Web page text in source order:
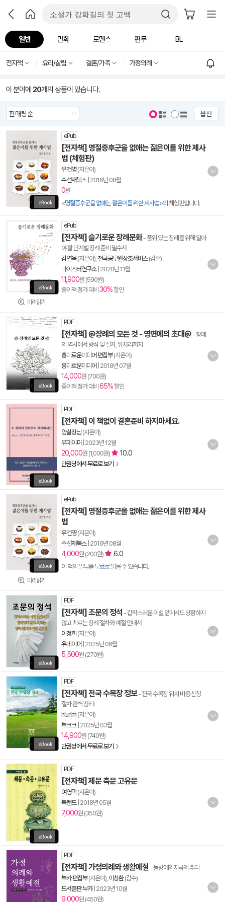
일반 만화 로맨스 판무 BL
전자책 요리/살림 결혼/가족 가정의례
이 분야에 20개의 상품이 있습니다.
옵션
ePub
[전자책] 명절증후군을 없애는 젊은이를 위한 제사
법 (체험판)
유건영(지은이)
수선재북스| 2016년 08월
0원
<명절증후군을 없애는 젊은이를 위한 제사법>의 체험판입니다.
미리읽기
ePub
[전자책] 슬기로운 장례문화- 품위 있는 장례를 위해 알아
야 할 단계별 장례 준비 필수서
김연욱(지은이), 전국공무원상조서비스(감수)
마이스터연구소| 2020년 11월
11,900원 (590원)
종이책 정가 대비 30%할인
PDF
[전자책] @장례의 모든 것 - 영면에의 초대@ - 장례
의 역사에서 방식 및 절차, 뒤처리까지
흥미로운미디어 편집부(지은이)
흥미로운미디어 2018년 07월
14,000원 (700원)
종이책 정가 대비 65%할인
PDF
[전자책] 이 책없이 결혼준비 하지마세요.
양실장님 (지은이)
유페이퍼 2023년 12월
20,000원 (1,000원) 10.0
만권당에서 무료로 보기
미리읽기
ePub
[전자책] 명절증후군을 없애는 젊은이를 위한 제사
법
유건영(지은이)
수선재북스| 2016년 08월
4,000원 (200원) 6.0
이 책의 일부를무료로 읽을 수 있습니다.
PDF
[전자책] 조문의 정석 - 갑작스러운 이별 앞에서도 당황하지
않고 치르는 장례 절차와 예절 안내서
이정희 (지은이)
유페이퍼 2025년 06월
5,500원 (270원)
PDF
[전자책] 전국 수목장 정보- 전국 수목장 위치 비용 신청
절차 완벽 정리!
hiurim (지은이)
부크크| 2025년 03월
14,900원 (740원)
만권당에서 무료로 보기
PDF
[전자책] 제문 축문 고유문
여영택 (지은이)
북랜드| 2018년 05월
7,000원 (350원)
PDF
[전자책] 가정의례와 생활예절 - 동방예의지국의 뿌리
부카 편집부(지은이), 이창환(감수)
도서출판 부카| 2023년 10월
9,000원 (450원)